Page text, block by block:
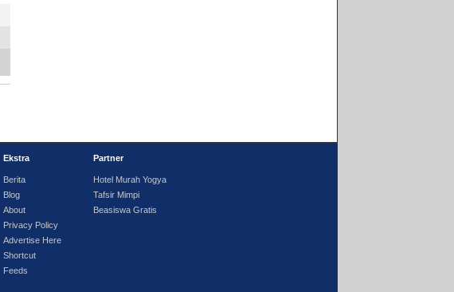
Ekstra
Berita
Blog
About
Privacy Policy
Advertise Here
Shortcut
Feeds
Partner
Hotel Murah Yogya
Tafsir Mimpi
Beasiswa Gratis